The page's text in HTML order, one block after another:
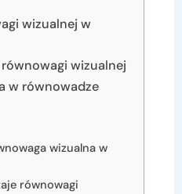
wizualnej w
wizualnej
w równowadze
wizualna w
równowagi